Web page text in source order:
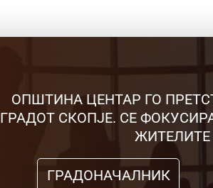
ОПШТИНА ЦЕНТАР ГО
ГРАДОТ СКОПЈЕ. СЕ
ЖИТЕЛИТЕ
ГРАДОНАЧАЛНИК